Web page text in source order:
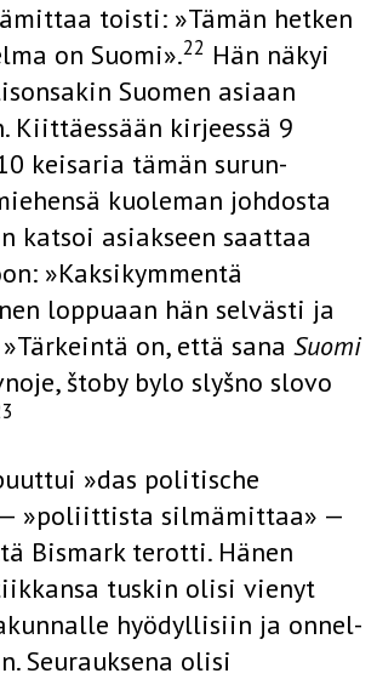
toisti: »Tämän hetken
on Suomi».22 Hän näkyi
Suomen asiaan
Kiittäessään kirjeessä 9
keisaria tämän surun­
kuoleman johdosta
katsoi asiak­seen saattaa
»Kaksikymmentä
lop­puaan hän selvästi ja
on, että sana Suomi
štoby bylo slyšno slovo
»das politische
— »poliittista silmämittaa» —
Bismark terotti. Hänen
tuskin olisi vienyt
hyödyllisiin ja onnel­
Seurauksena olisi